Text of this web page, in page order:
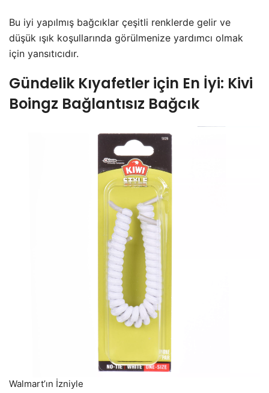
Bu iyi yapılmış bağcıklar çeşitli renklerde gelir ve
düşük ışık koşullarında görülmenize yardımcı olmak
için yansıtıcıdır.
Gündelik Kıyafetler için En İyi: Kivi
Boingz Bağlantısız Bağcık
Walmart’ın İzniyle